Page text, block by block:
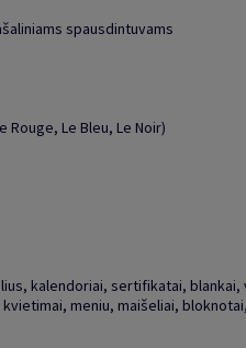
spausdintuvams
Rouge, Le Bleu, Le Noir)
kalendoriai, sertifikatai, blankai,
meniu, maišeliai, bloknotai,